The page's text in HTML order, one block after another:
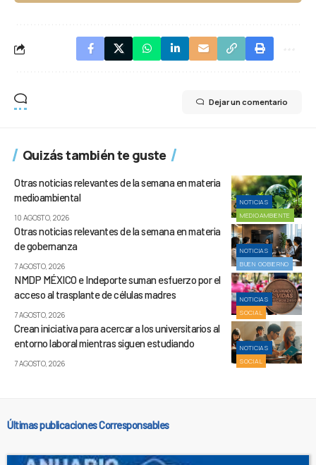
Dejar un comentario
Quizás también te guste
NOTICIAS
MEDIOAMBIENTE
Otras noticias relevantes de la semana en materia
medioambiental
10 AGOSTO, 2026
NOTICIAS
BUEN GOBIERNO
Otras noticias relevantes de la semana en materia
de gobernanza
7 AGOSTO, 2026
NOTICIAS
SOCIAL
NMDP MÉXICO e Indeporte suman esfuerzo por el
acceso al trasplante de células madres
7 AGOSTO, 2026
NOTICIAS
SOCIAL
Crean iniciativa para acercar a los universitarios al
entorno laboral mientras siguen estudiando
7 AGOSTO, 2026
Últimas publicaciones Corresponsables